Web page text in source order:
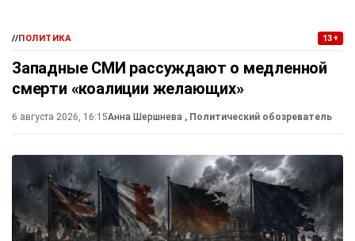
//ПОЛИТИКА 13+
Западные СМИ рассуждают о медленной
смерти «коалиции желающих»
6 августа 2026, 16:15Анна Шершнева , Политический обозреватель